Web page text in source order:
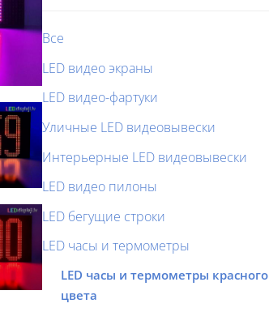
Все
LED видео экраны
LED видео-фартуки
Уличные LED видеовывески
Интерьерные LED видеовывески
LED видео пилоны
LED бегущие строки
LED часы и термометры
LED часы и термометры красного
цвета